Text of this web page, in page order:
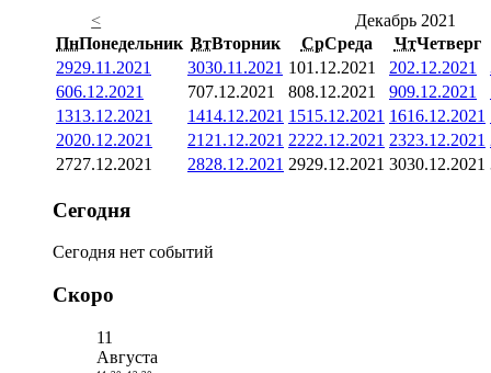
<
Декабрь 2021
ПнПонедельник ВтВторник СрСреда ЧтЧетверг
2929.11.2021 3030.11.2021 101.12.2021 202.12.2021
606.12.2021 707.12.2021 808.12.2021 909.12.2021
1313.12.2021 1414.12.2021 1515.12.2021 1616.12.2021
2020.12.2021 21 21.12.2021 2222.12.2021 2323.12.2021
2727.12.2021 2828.12.2021 2929.12.2021 3030.12.2021
Сегодня
Сегодня нет событий
Скоро
11
Августа